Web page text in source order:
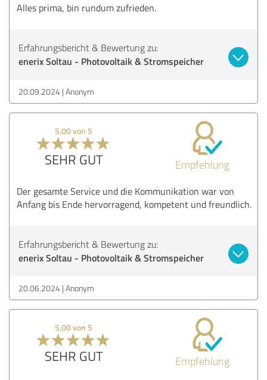
Alles prima, bin rundum zufrieden.
Erfahrungsbericht & Bewertung zu:
enerix Soltau - Photovoltaik & Stromspeicher
20.09.2024 Anonym
5,00 von 5
SEHR GUT Empfehlung
Der gesamte Service und die Kommunikation war von
Anfang bis Ende hervorragend, kompetent und freundlich.
Erfahrungsbericht & Bewertung zu:
enerix Soltau - Photovoltaik & Stromspeicher
20.06.2024 Anonym
5,00 von 5
SEHR GUT Empfehlung